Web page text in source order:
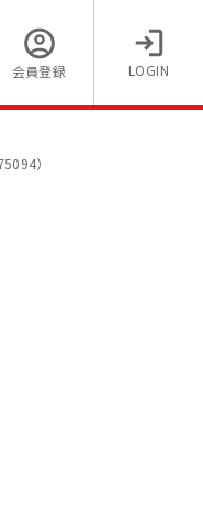
会員登録
LOGIN
）